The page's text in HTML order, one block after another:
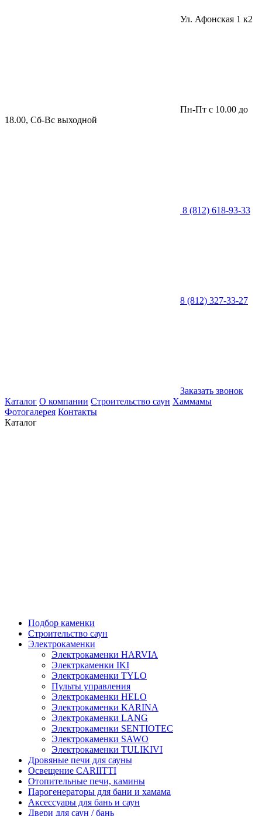
Ул. Афонская 1 к2
Пн-Пт с 10.00 до
18.00, Сб-Вс выходной
8 (812) 618-93-33
8 (812) 327-33-27
Заказать звонок
Каталог О компании Строительство саун Хаммамы
Фотогалерея Контакты
Каталог
Подбор каменки
Строительство саун
Электрокаменки
Электрокаменки HARVIA
Электркаменки IKI
Электрокаменки TYLO
Пульты управления
Электрокаменки HELO
Электрокаменки KARINA
Электрокаменки LANG
Электрокаменки SENTIOTEC
Электрокаменки SAWO
Электрокаменки TULIKIVI
Дровяные печи для сауны
Освещение CARIITTI
Отопительные печи, камины
Парогенераторы для бани и хамама
Аксессуары для бань и саун
Двери для саун / бань